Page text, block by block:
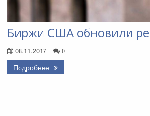
Биржи США обновили
08.11.2017 0
Подробнее